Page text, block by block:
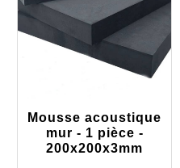
Mousse acoustique
mur - 1 pièce -
200x200x3mm